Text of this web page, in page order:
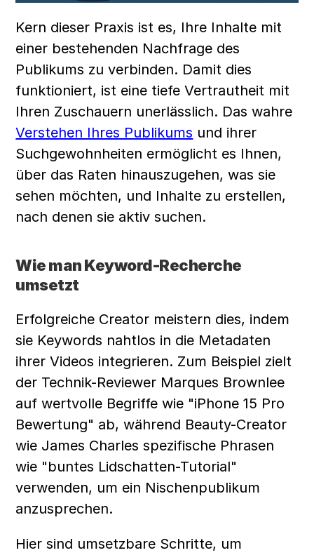
Kern dieser Praxis ist es, Ihre Inhalte mit
einer bestehenden Nachfrage des
Publikums zu verbinden. Damit dies
funktioniert, ist eine tiefe Vertrautheit mit
Verstehen Ihres Publikums und ihrer
Suchgewohnheiten ermöglicht es Ihnen,
über das Raten hinauszugehen, was sie
sehen möchten, und Inhalte zu erstellen,
nach denen sie aktiv suchen.
Wie man Keyword-Recherche
umsetzt
Erfolgreiche Creator meistern dies, indem
sie Keywords nahtlos in die Metadaten
ihrer Videos integrieren. Zum Beispiel zielt
der Technik-Reviewer Marques Brownlee
auf wertvolle Begriffe wie "iPhone 15 Pro
Bewertung" ab, während Beauty-Creator
wie James Charles spezifische Phrasen
wie "buntes Lidschatten-Tutorial"
verwenden, um ein Nischenpublikum
anzusprechen.
Hier sind umsetzbare Schritte, um